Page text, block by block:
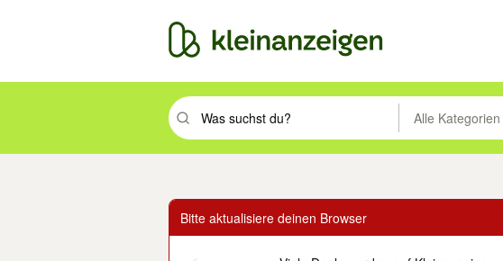
Suchbegriff eingeben. Eingabetaste drücken um zuAlle Kategorien
Bitte aktualisiere deinen Browser